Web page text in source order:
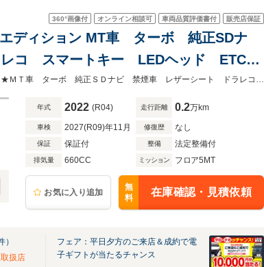
360°画像付 オンライン相談可 車両品質評価書付 販売店保証
エディション MT車 ターボ 純正SDナ
コ スマートキー LEDヘッド ETC
CD DVD再生 フルセグ
★グループ約３０，０００台の在庫から取り寄せ可能！★ＭＴ車 ターボ 純正ＳＤナビ 禁煙車 レザーシート ドラレコ スマートキー ＬＥＤヘッド ＥＴＣ
年式 2022 (R04) 走行距離 0.2万km
車検 2027(R09)年11月 修復歴 なし
保証 保証付 整備 法定整備付
排気量 660CC ミッション フロア5MT
お気に入り追加
無
料
在庫確認・見積依頼
）
扱店
フェア：平日夕方のご来店＆成約で電
子ギフトが当たるチャンス